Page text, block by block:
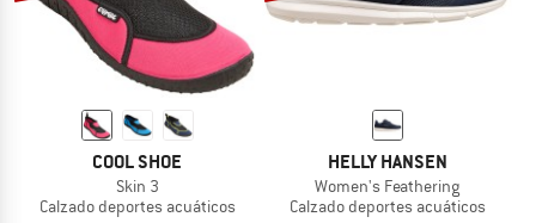
COOL SHOE
Skin 3
Calzado deportes acuáticos
HELLY HANSEN
Women's Feathering
Calzado deportes acuáticos